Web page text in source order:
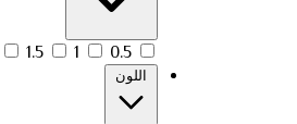
0.5
1
1.5
اللون